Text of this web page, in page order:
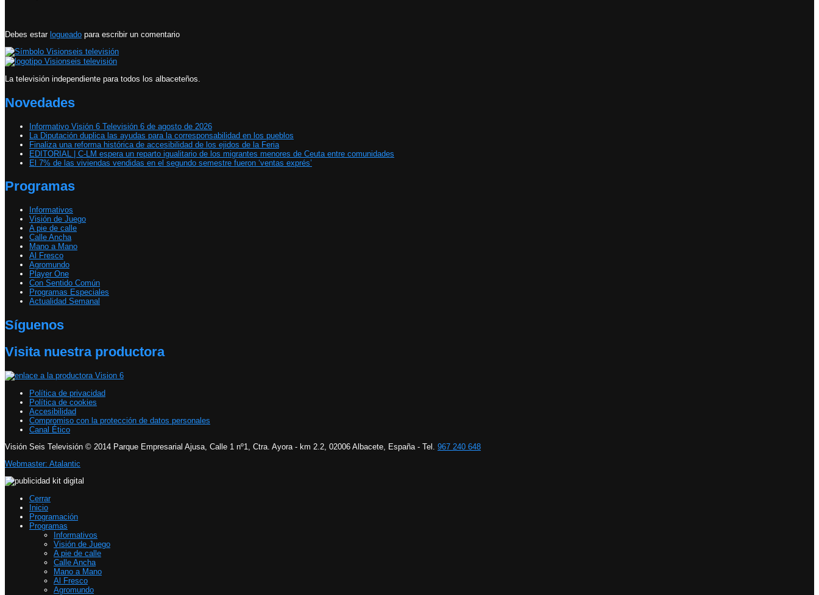
Debes estar logueado para escribir un comentario
La televisión independiente para todos los albaceteños.
Novedades
Informativo Visión 6 Televisión 6 de agosto de 2026
La Diputación duplica las ayudas para la corresponsabilidad en los pueblos
Finaliza una reforma histórica de accesibilidad de los ejidos de la Feria
EDITORIAL | C-LM espera un reparto igualitario de los migrantes menores de Ceuta entre comunidades
El 7% de las viviendas vendidas en el segundo semestre fueron ‘ventas exprés’
Programas
Informativos
Visión de Juego
A pie de calle
Calle Ancha
Mano a Mano
Al Fresco
Agromundo
Player One
Con Sentido Común
Programas Especiales
Actualidad Semanal
Síguenos
Visita nuestra productora
Política de privacidad
Política de cookies
Accesibilidad
Compromiso con la protección de datos personales
Canal Ético
Visión Seis Televisión © 2014 Parque Empresarial Ajusa, Calle 1 nº1, Ctra. Ayora - km 2.2, 02006 Albacete, España - Tel. 967 240 648
Webmaster: Atalantic
Cerrar
Inicio
Programación
Programas
Informativos
Visión de Juego
A pie de calle
Calle Ancha
Mano a Mano
Al Fresco
Agromundo